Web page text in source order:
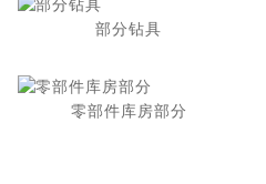
部分钻具
零部件库房部分